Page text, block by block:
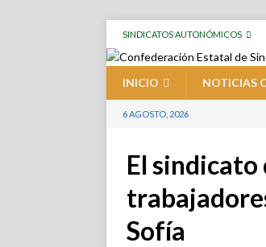
SINDICATOS AUTONÓMICOS
INICIO NOTICIAS
6 AGOSTO, 2026
El sindicato
Sofía